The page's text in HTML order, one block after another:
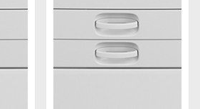
hàng, vì thế khi bạn mua
được chào đón và hỗ trợ một
đủ nhất. Ngoài ra tại
các dịch vụ như giao hàng